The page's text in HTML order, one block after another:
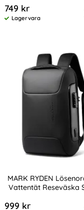
749 kr
Tillgänglighet:
Lagervara
Handväska
MARK RYDEN
Vattentät Reseväska
999 kr